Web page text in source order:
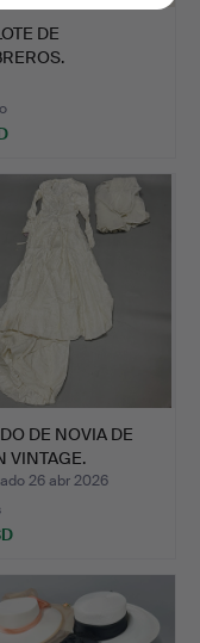
DE
DE NOVIA DE
VINTAGE.
26 abr 2026